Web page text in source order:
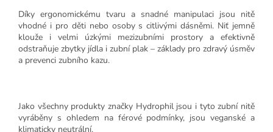
Díky ergonomickému tvaru a snadné manipulaci jsou nitě
vhodné i pro děti nebo osoby s citlivými dásněmi. Niť jemně
klouže i velmi úzkými mezizubními prostory a efektivně
odstraňuje zbytky jídla i zubní plak – základy pro zdravý úsměv
a prevenci zubního kazu.
Jako všechny produkty značky Hydrophil jsou i tyto zubní nitě
vyráběny s ohledem na férové podmínky, jsou veganské a
klimaticky neutrální.